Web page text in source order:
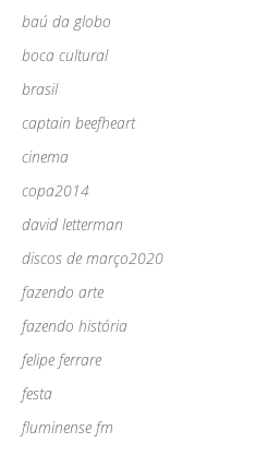
baú da globo
boca cultural
brasil
captain beefheart
cinema
copa2014
david letterman
discos de março2020
fazendo arte
fazendo história
felipe ferrare
festa
fluminense fm